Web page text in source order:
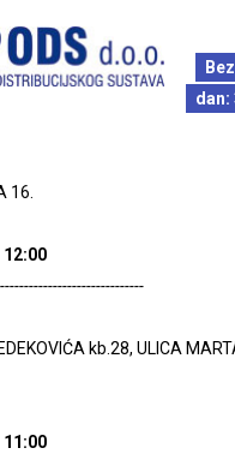
dan:
16.
kb.28, ULICA